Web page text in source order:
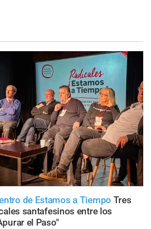
de Estamos a Tiempo Tres
santafesinos entre los
el Paso"